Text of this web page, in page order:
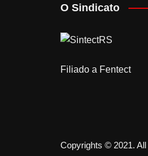
O Sindicato
Filiado a Fentect
Copyrights © 2021.